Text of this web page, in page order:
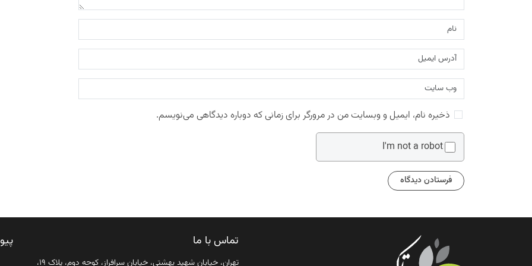
ذخیره نام، ایمیل و وبسایت من در مرورگر برای زمانی که دوباره دیدگاهی می‌نویسم.
I'm not a robot
تماس با ما
تهران، خیابان شهید بهشتی، خیابان سرافراز، کوچه دوم، پلاک ۱۹،